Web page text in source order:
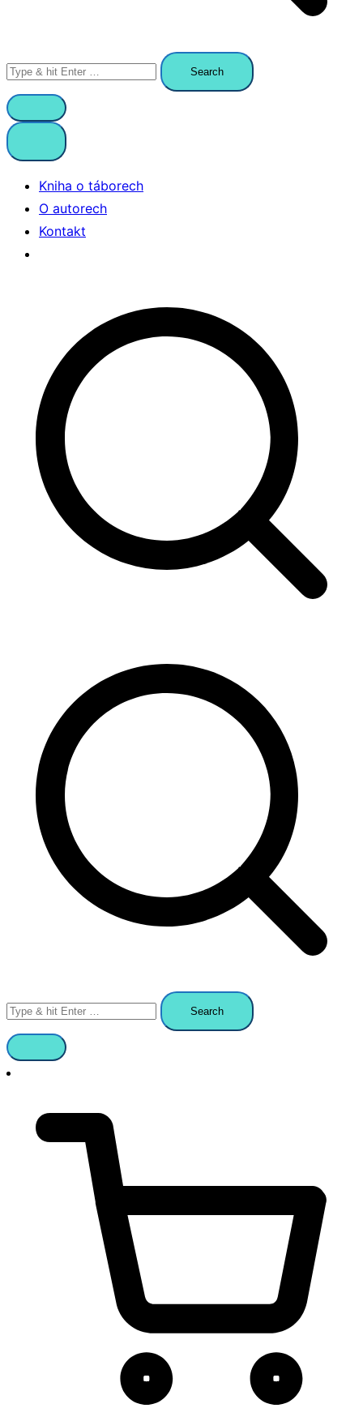
Search
for:
Kniha o táborech
O autorech
Kontakt
Search
for: